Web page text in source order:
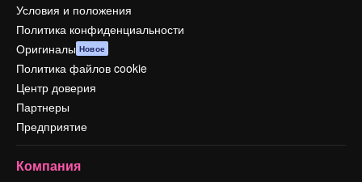
Условия и положения
Политика конфиденциальности
Оригиналы Новое
Политика файлов cookie
Центр доверия
Партнеры
Предприятие
Компания